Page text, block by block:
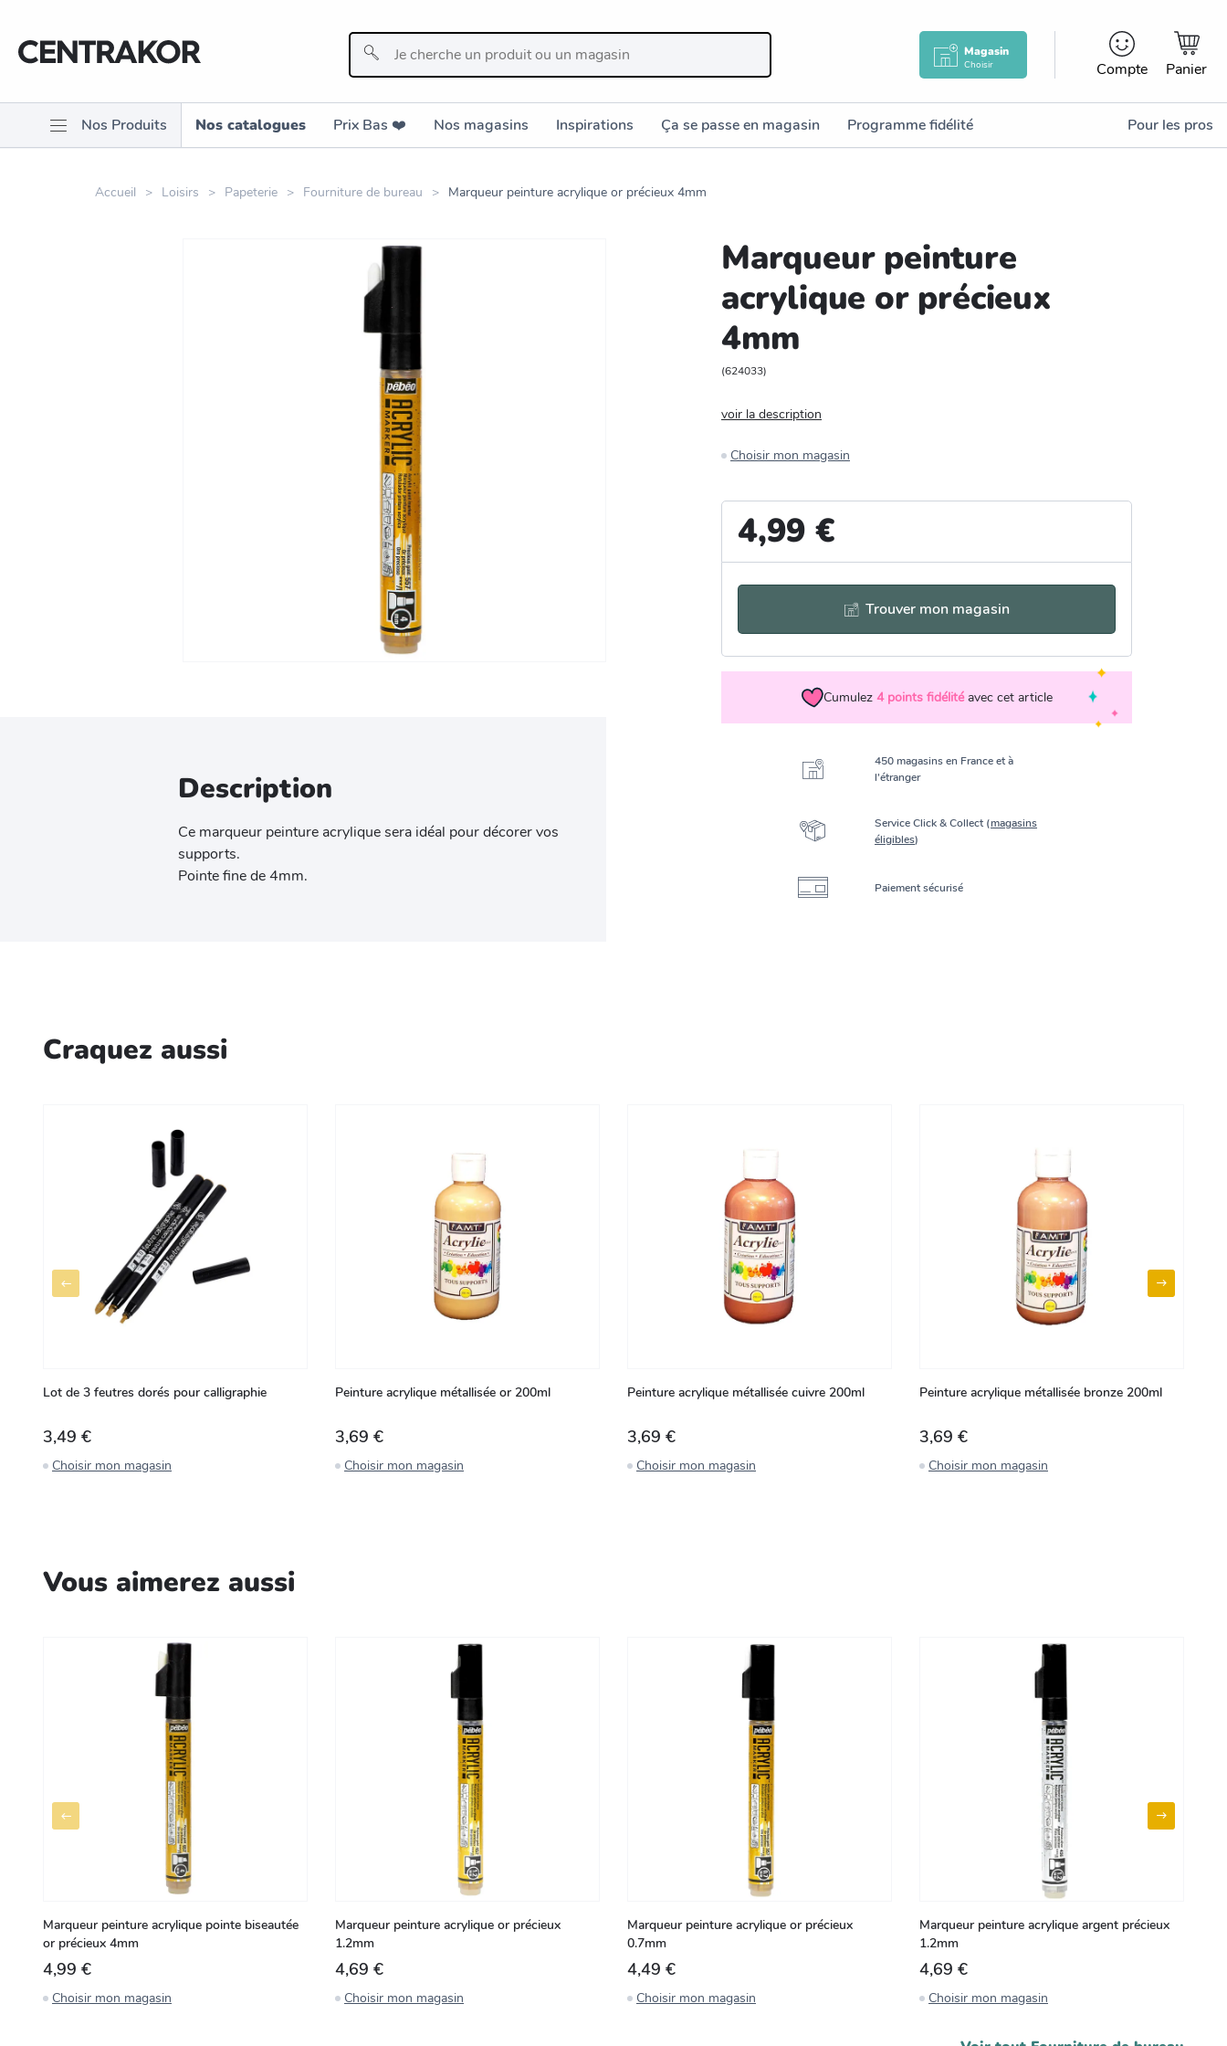
Magasin
Choisir Compte Panier
Nos Produits Nos catalogues Prix Bas ❤️️ Nos magasins Inspirations Ça se passe en magasin Programme fidélité Pour les pros
Accueil Loisirs Papeterie Fourniture de bureau Marqueur peinture acrylique or précieux 4mm
Description
Ce marqueur peinture acrylique sera idéal pour décorer vos
supports.
Pointe fine de 4mm.
Marqueur peinture
acrylique or précieux
4mm
(624033)
voir la description
Choisir mon magasin
4,99 €
Trouver mon magasin
Cumulez 4 points fidélité avec cet article
450 magasins en France et à
l’étranger
Service Click & Collect (magasins
éligibles)
Paiement sécurisé
Craquez aussi
Lot de 3 feutres dorés pour calligraphie
3,49 €
Choisir mon magasin
Peinture acrylique métallisée or 200ml
3,69 €
Choisir mon magasin
Peinture acrylique métallisée cuivre 200ml
3,69 €
Choisir mon magasin
Peinture acrylique métallisée bronze 200ml
3,69 €
Choisir mon magasin
Vous aimerez aussi
Marqueur peinture acrylique pointe biseautée
or précieux 4mm
4,99 €
Choisir mon magasin
Marqueur peinture acrylique or précieux
1.2mm
4,69 €
Choisir mon magasin
Marqueur peinture acrylique or précieux
0.7mm
4,49 €
Choisir mon magasin
Marqueur peinture acrylique argent précieux
1.2mm
4,69 €
Choisir mon magasin